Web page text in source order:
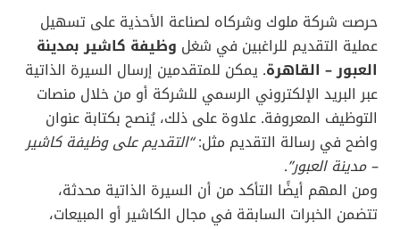
حرصت شركة ملوك وشركاه لصناعة الأحذية على تسهيل
عملية التقديم للراغبين في شغل وظيفة كاشير بمدينة
العبور – القاهرة. يمكن للمتقدمين إرسال السيرة الذاتية
عبر البريد الإلكتروني الرسمي للشركة أو من خلال منصات
التوظيف المعروفة. علاوة على ذلك، يُنصح بكتابة عنوان
واضح في رسالة التقديم مثل:“التقديم على وظيفة كاشير
– مدينة العبور”.
ومن المهم أيضًا التأكد من أن السيرة الذاتية محدثة،
تتضمن الخبرات السابقة في مجال الكاشير أو المبيعات،